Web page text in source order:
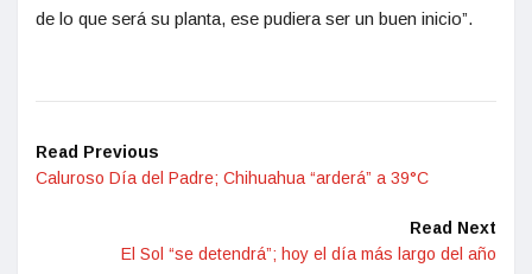
de lo que será su planta, ese pudiera ser un buen inicio”.
Read Previous
Caluroso Día del Padre; Chihuahua “arderá” a 39°C
Read Next
El Sol “se detendrá”; hoy el día más largo del año